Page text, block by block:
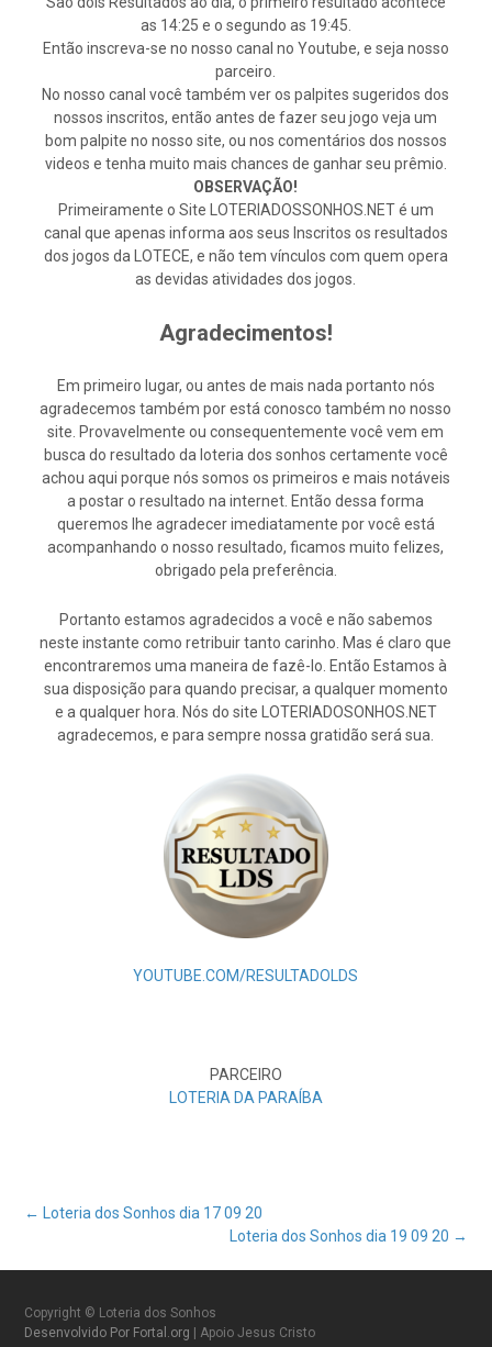
as 14:25 e o segundo as 19:45.
Então inscreva-se no nosso canal no Youtube, e seja nosso
parceiro.
No nosso canal você também ver os palpites sugeridos dos
nossos inscritos, então antes de fazer seu jogo veja um
bom palpite no nosso site, ou nos comentários dos nossos
videos e tenha muito mais chances de ganhar seu prêmio.
OBSERVAÇÃO!
Primeiramente o Site LOTERIADOSSONHOS.NET é um
canal que apenas informa aos seus Inscritos os resultados
dos jogos da LOTECE, e não tem vínculos com quem opera
as devidas atividades dos jogos.
Agradecimentos!
Em primeiro lugar, ou antes de mais nada portanto nós
agradecemos também por está conosco também no nosso
site. Provavelmente ou consequentemente você vem em
busca do resultado da loteria dos sonhos certamente você
achou aqui porque nós somos os primeiros e mais notáveis
a postar o resultado na internet. Então dessa forma
queremos lhe agradecer imediatamente por você está
acompanhando o nosso resultado, ficamos muito felizes,
obrigado pela preferência.
Portanto estamos agradecidos a você e não sabemos
neste instante como retribuir tanto carinho. Mas é claro que
encontraremos uma maneira de fazê-lo. Então Estamos à
sua disposição para quando precisar, a qualquer momento
e a qualquer hora. Nós do site LOTERIADOSONHOS.NET
agradecemos, e para sempre nossa gratidão será sua.
YOUTUBE.COM/RESULTADOLDS
PARCEIRO
LOTERIA DA PARAÍBA
Post
navigation
← Loteria dos Sonhos dia 17 09 20
Loteria dos Sonhos dia 19 09 20 →
Copyright © Loteria dos Sonhos
Desenvolvido Por Fortal.org
| Apoio Jesus Cristo